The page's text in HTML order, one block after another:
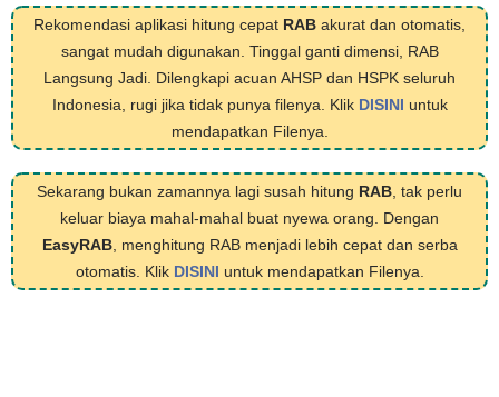
Rekomendasi aplikasi hitung cepat RAB akurat dan otomatis,
sangat mudah digunakan. Tinggal ganti dimensi, RAB
Langsung Jadi. Dilengkapi acuan AHSP dan HSPK seluruh
Indonesia, rugi jika tidak punya filenya. Klik DISINI untuk
mendapatkan Filenya.
Sekarang bukan zamannya lagi susah hitung RAB , tak perlu
keluar biaya mahal-mahal buat nyewa orang. Dengan
EasyRAB, menghitung RAB menjadi lebih cepat dan serba
otomatis. Klik DISINI untuk mendapatkan Filenya.